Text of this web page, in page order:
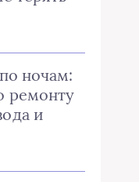
ночам:
ремонту
и